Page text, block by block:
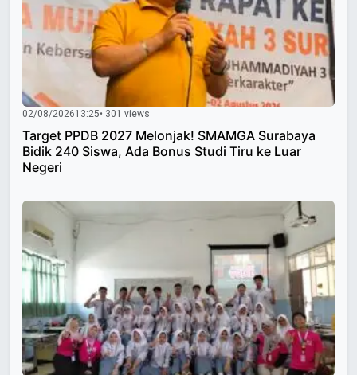
02/08/202613:25• 301 views
Target PPDB 2027 Melonjak! SMAMGA Surabaya
Bidik 240 Siswa, Ada Bonus Studi Tiru ke Luar
Negeri